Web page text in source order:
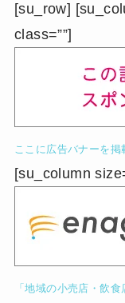
[su_row]
class=””]
ここに広告バナーを掲
[su_column
「地域の小売店・飲